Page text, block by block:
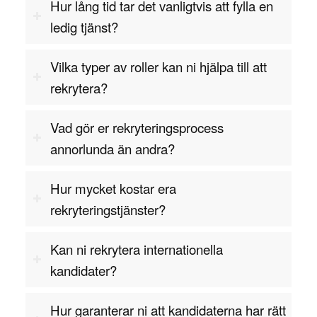
komplexa tekniska utmaningar som kräver
kreativa och effektiva lösningar. Att kunna arbeta
när det gäller att övervaka processer och
analysera data för att identifiera
att utföra riskanalyser och göra tekniska
bedömningar för att säkerställa att produktionen
Kommunikation är en annan viktig egenskap,
eftersom processingenjörer ofta samarbetar med
för att implementera förändringar och förbättringar
i produktionsprocessen. Förmågan att förklara
Hur lång tid tar det vanligtvis att fylla en
ledig tjänst?
Vilka typer av roller kan ni hjälpa till att
rekrytera?
Vad gör er rekryteringsprocess
annorlunda än andra?
Hur mycket kostar era
rekryteringstjänster?
Kan ni rekrytera internationella
kandidater?
Hur garanterar ni att kandidaterna har rätt